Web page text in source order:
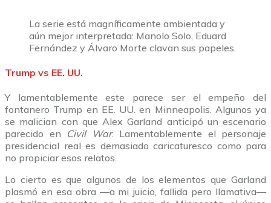
La serie está magníficamente ambientada y
aún mejor interpretada: Manolo Solo, Eduard
Fernández y Álvaro Morte clavan sus papeles.
Trump vs EE. UU.
Y lamentablemente este parece ser el empeño del
fontanero Trump en EE. UU. en Minneapolis. Algunos ya
se malician con que Alex Garland anticipó un escenario
parecido en Civil War. Lamentablemente el personaje
presidencial real es demasiado caricaturesco como para
no propiciar esos relatos.
Lo cierto es que algunos de los elementos que Garland
plasmó en esa obra —a mi juicio, fallida pero llamativa—